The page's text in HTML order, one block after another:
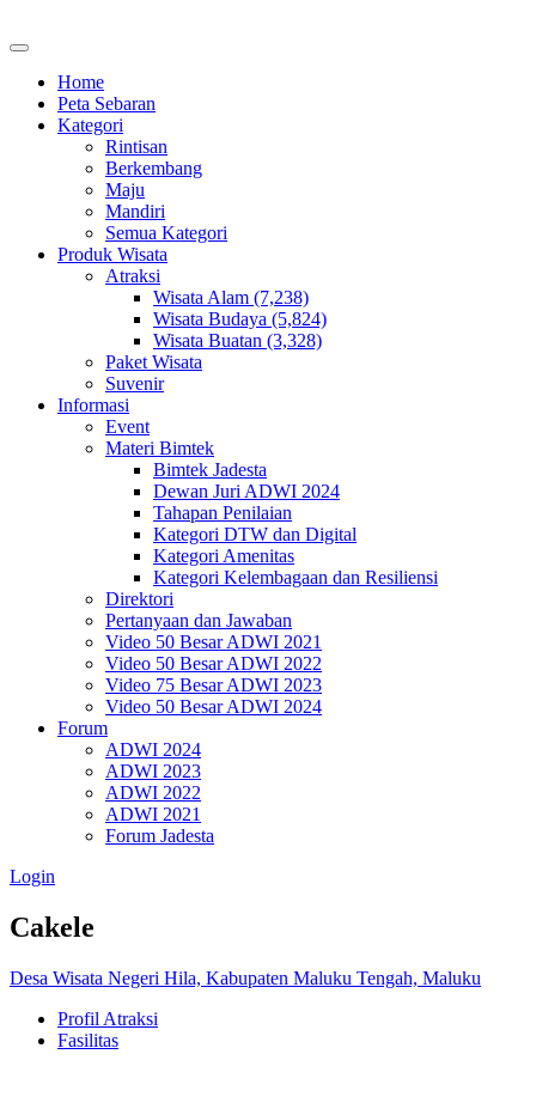
Home
Peta Sebaran
Kategori
Rintisan
Berkembang
Maju
Mandiri
Semua Kategori
Produk Wisata
Atraksi
Wisata Alam (7,238)
Wisata Budaya (5,824)
Wisata Buatan (3,328)
Paket Wisata
Suvenir
Informasi
Event
Materi Bimtek
Bimtek Jadesta
Dewan Juri ADWI 2024
Tahapan Penilaian
Kategori DTW dan Digital
Kategori Amenitas
Kategori Kelembagaan dan Resiliensi
Direktori
Pertanyaan dan Jawaban
Video 50 Besar ADWI 2021
Video 50 Besar ADWI 2022
Video 75 Besar ADWI 2023
Video 50 Besar ADWI 2024
Forum
ADWI 2024
ADWI 2023
ADWI 2022
ADWI 2021
Forum Jadesta
Login
Cakele
Desa Wisata Negeri Hila, Kabupaten Maluku Tengah, Maluku
Profil Atraksi
Fasilitas